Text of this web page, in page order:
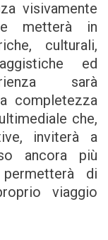
visivamente
metterà in
culturali,
ed
sarà
completezza
che,
inviterà a
ancora più
di
viaggio